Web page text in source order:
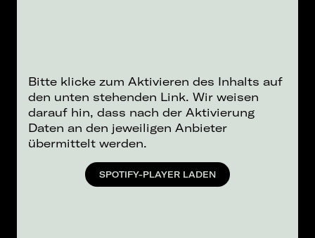
Bitte klicke zum Aktivieren des Inhalts auf
den unten stehenden Link. Wir weisen
darauf hin, dass nach der Aktivierung
Daten an den jeweiligen Anbieter
übermittelt werden.
SPOTIFY-PLAYER LADEN